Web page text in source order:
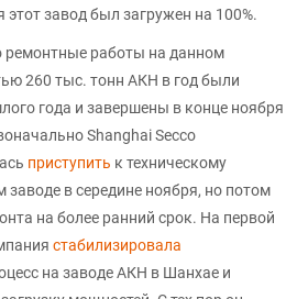
завод был загружен на 100%.
ремонтные работы на данном
260 тыс. тонн АКН в год были
года и завершены в конце ноября
Shanghai Secco
приступить к техническому
в середине ноября, но потом
на более ранний срок. На первой
стабилизировала
на заводе АКН в Шанхае и